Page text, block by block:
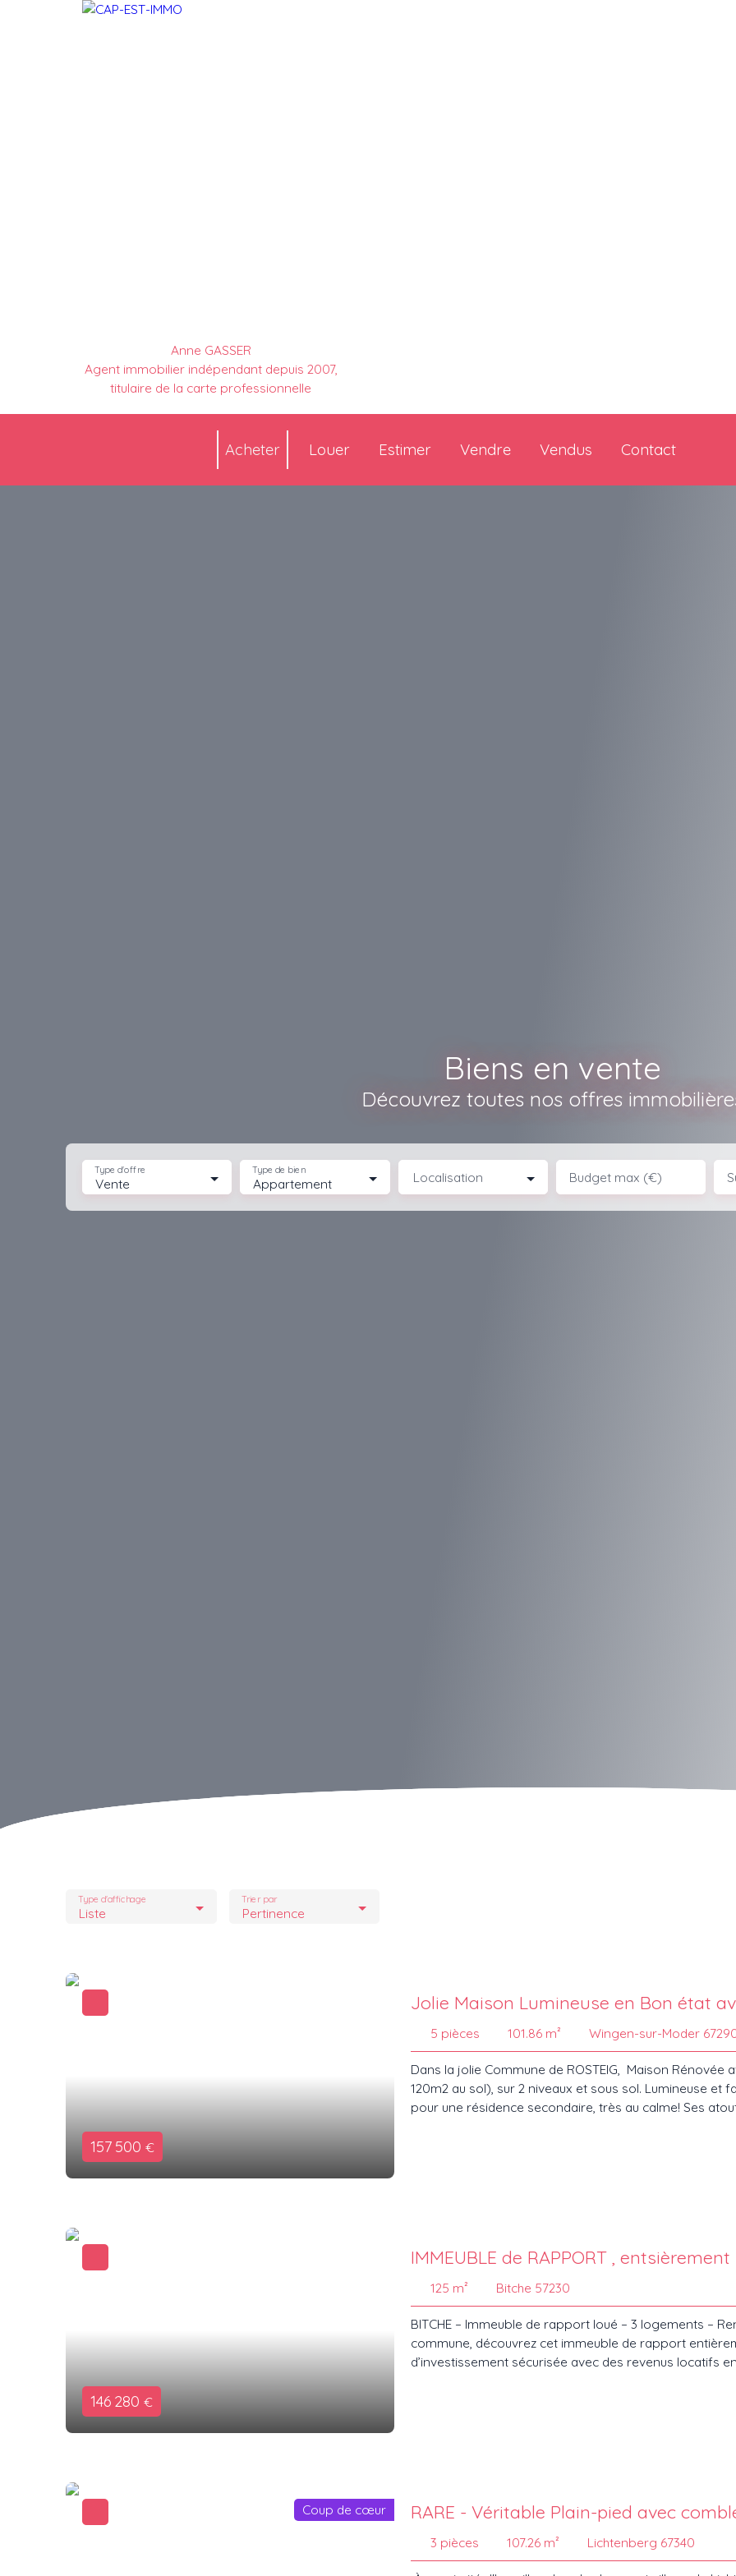
Anne GASSER
Agent immobilier indépendant depuis 2007,
titulaire de la carte professionnelle
Acheter Louer Estimer Vendre Vendus Contact
Biens en vente
Découvrez toutes nos offres
Vente
Type d'offre
Appartement
Type de bien Localisation Budget max (€)
Liste
Type d'affichage
Pertinence
Trier par
157 500 €
Jolie Maison Lumineuse en Bon état
5 pièces 101.86 m² Wingen-sur-Moder
Dans la jolie Commune de ROSTEIG, Maison
120m2 au sol), sur 2 niveaux et sous sol. Lumineuse et
pour une résidence secondaire, très au calme! Ses
146 280 €
IMMEUBLE de RAPPORT ,
125 m² Bitche 57230
BITCHE – Immeuble de rapport loué – 3 logements –
commune, découvrez cet immeuble de rapport
d’investissement sécurisée avec des revenus locatifs
loyers, rentabilité, fiscalité) ou pour organiser une
Coup de cœur RARE - Véritable
3 pièces 107.26 m² Lichtenberg 67340